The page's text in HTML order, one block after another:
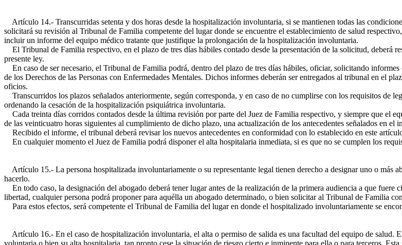
Artículo 14.- Transcurridas setenta y dos horas desde la hospitalización involuntaria, si se mantienen todas las
solicitará su revisión al Tribunal de Familia competente del lugar donde se encuentre el establecimiento de salud
incluir un informe del equipo médico tratante que justifique la prolongación de la hospitalización involuntaria.
El Tribunal de Familia respectivo, en el plazo de tres días hábiles contado desde la presentación de la solicitud, deberá
presente ley.
En caso de ser necesario, el Tribunal de Familia podrá, dentro del plazo de tres días hábiles, oficiar, solicitando
de los Derechos de las Personas con Enfermedades Mentales. Dichos informes deberán ser entregados al tribunal en el
oficios.
Transcurridos los plazos señalados anteriormente, según corresponda, y en caso de no cumplirse con los requisitos de
ordenando la cesación de la hospitalización psiquiátrica involuntaria.
Cada treinta días corridos contados desde la última revisión por parte del Juez de Familia respectivo, y siempre que el
de las veinticuatro horas siguientes al cumplimiento de dicho plazo, una actualización de los antecedentes señalados en
Recibido el informe, el tribunal deberá revisar los nuevos antecedentes en conformidad con lo establecido en este
En cualquier momento el Juez de Familia podrá disponer el alta hospitalaria inmediata, si es que no se cumplen los
Artículo 15.- La persona hospitalizada involuntariamente o su representante legal tienen derecho a designar uno o más
hacerlo.
En todo caso, la designación del abogado deberá tener lugar antes de la realización de la primera audiencia a que fuere
libertad, cualquier persona podrá proponer para aquélla un abogado determinado, o bien solicitar al Tribunal de Familia
Para estos efectos, será competente el Tribunal de Familia del lugar en donde el hospitalizado involuntariamente se
Artículo 16.- En el caso de hospitalización involuntaria, el alta o permiso de salida es una facultad del equipo de salud.
voluntaria o bien su alta hospitalaria, tan pronto cese la situación de riesgo cierto e inminente para ella o para terceros.